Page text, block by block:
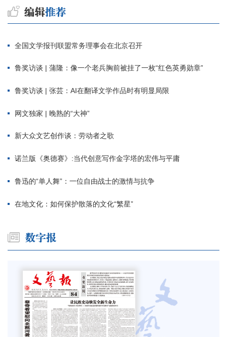
全国文学报刊联盟常务理事会在北京召开
鲁奖访谈 | 蒲隆：像一个老兵胸前被挂了一枚“红色英勇勋章”
鲁奖访谈 | 张芸：AI在翻译文学作品时有明显局限
网文独家 | 晚熟的“大神”
新大众文艺创作谈：劳动者之歌
诺兰版《奥德赛》:当代创意写作金字塔的宏伟与平庸
鲁迅的“单人舞”：一位自由战士的激情与抗争
在地文化：如何保护散落的文化“繁星”